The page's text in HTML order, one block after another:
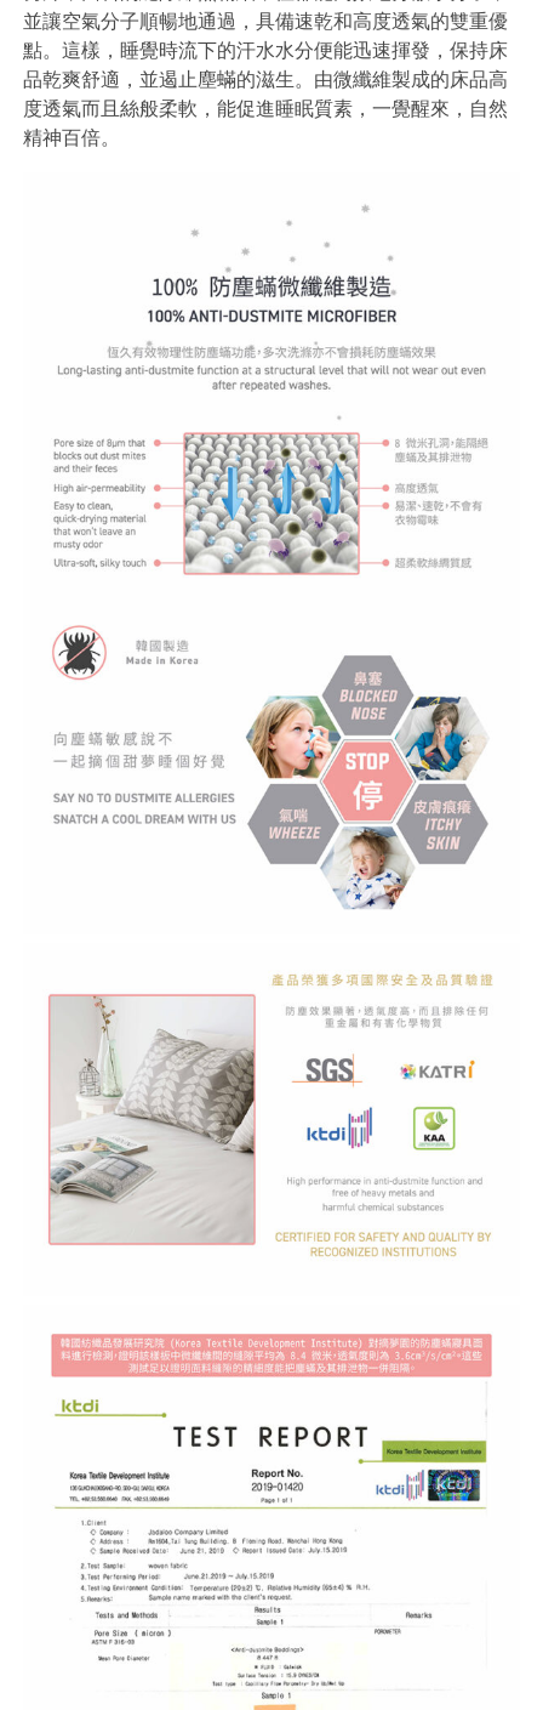
並讓空氣分子順暢地通過，具備速乾和高度透氣的雙重優
點。這樣，睡覺時流下的汗水水分便能迅速揮發，保持床
品乾爽舒適，並遏止塵蟎的滋生。由微纖維製成的床品高
度透氣而且絲般柔軟，能促進睡眠質素，一覺醒來，自然
精神百倍。